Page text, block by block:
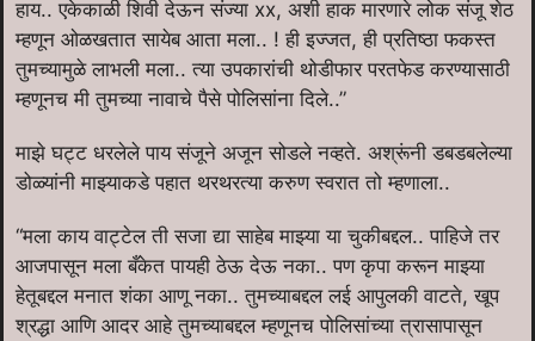
हाय.. एकेकाळी शिवी देऊन संज्या xx, अशी हाक मारणारे लोक संजू शेठ
म्हणून ओळखतात सायेब आता मला.. ! ही इज्जत, ही प्रतिष्ठा फकस्त
तुमच्यामुळे लाभली मला.. त्या उपकारांची थोडीफार परतफेड करण्यासाठी
म्हणूनच मी तुमच्या नावाचे पैसे पोलिसांना दिले..”
माझे घट्ट धरलेले पाय संजूने अजून सोडले नव्हते. अश्रूंनी डबडबलेल्या
डोळ्यांनी माझ्याकडे पहात थरथरत्या करुण स्वरात तो म्हणाला..
“मला काय वाट्टेल ती सजा द्या साहेब माझ्या या चुकीबद्दल.. पाहिजे तर
आजपासून मला बँकेत पायही ठेऊ देऊ नका.. पण कृपा करून माझ्या
हेतूबद्दल मनात शंका आणू नका.. तुमच्याबद्दल लई आपुलकी वाटते, खूप
श्रद्धा आणि आदर आहे तुमच्याबद्दल म्हणूनच पोलिसांच्या त्रासापासून